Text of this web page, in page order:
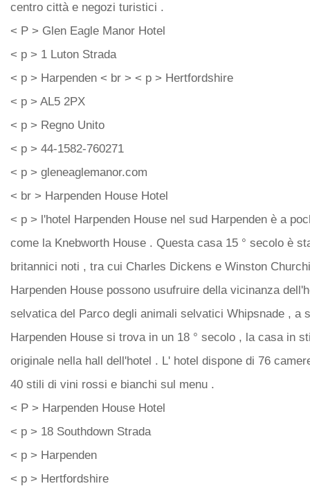
centro città e negozi turistici .
< P > Glen Eagle Manor Hotel
< p > 1 Luton Strada
< p > Harpenden < br > < p > Hertfordshire
< p > AL5 2PX
< p > Regno Unito
< p > 44-1582-760271
< p > gleneaglemanor.com
< br > Harpenden House Hotel
< p > l'hotel Harpenden House nel sud Harpenden è a
come la Knebworth House . Questa casa 15 ° secolo è
britannici noti , tra cui Charles Dickens e Winston
Harpenden House possono usufruire della vicinanza
selvatica del Parco degli animali selvatici Whipsnade , a
Harpenden House si trova in un 18 ° secolo , la casa in
originale nella hall dell'hotel . L' hotel dispone di 76
40 stili di vini rossi e bianchi sul menu .
< P > Harpenden House Hotel
< p > 18 Southdown Strada
< p > Harpenden
< p > Hertfordshire